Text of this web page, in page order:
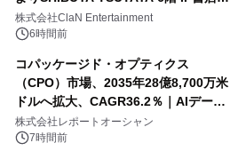
開催決定！！
株式会社ClaN Entertainment
6時間前
コパッケージド・オプティクス
（CPO）市場、2035年28億8,700万米
ドルへ拡大、CAGR36.2％｜AIデータ
センター・高速光通信需要が成長を加
速
株式会社レポートオーシャン
7時間前